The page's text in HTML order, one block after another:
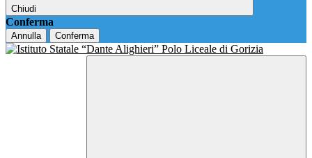
Chiudi
Conferma
Annulla Conferma